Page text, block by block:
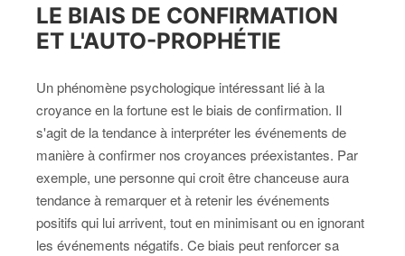
LE BIAIS DE CONFIRMATION
ET L'AUTO-PROPHÉTIE
Un phénomène psychologique intéressant lié à la
croyance en la fortune est le biais de confirmation. Il
s'agit de la tendance à interpréter les événements de
manière à confirmer nos croyances préexistantes. Par
exemple, une personne qui croit être chanceuse aura
tendance à remarquer et à retenir les événements
positifs qui lui arrivent, tout en minimisant ou en ignorant
les événements négatifs. Ce biais peut renforcer sa